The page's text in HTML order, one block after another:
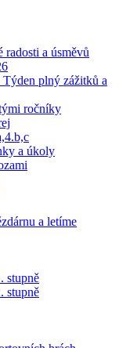
radosti a úsměvů
Týden plný zážitků a
ročníky
a úkoly
a letíme
stupně
stupně